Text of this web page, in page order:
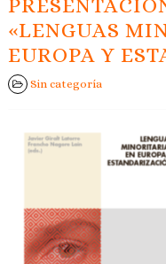
«LENGUAS
EUROPA Y
Sin categoría